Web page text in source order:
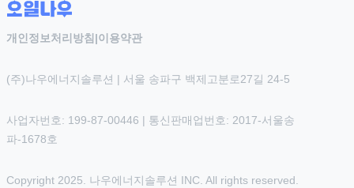
개인정보처리방침 |이용약관
(주)나우에너지솔루션 | 서울 송파구 백제고분로27길 24-5
사업자번호: 199-87-00446 | 통신판매업번호: 2017-서울송
파-1678호
Copyright 2025. 나우에너지솔루션 INC. All rights reserved.